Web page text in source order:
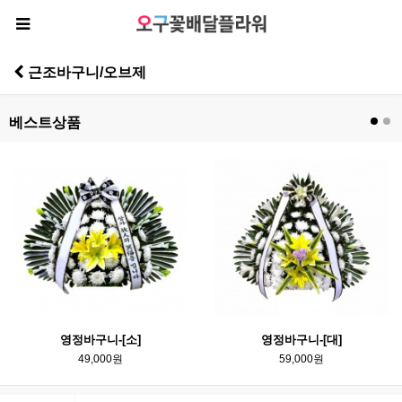
근조바구니/오브제
베스트상품
영정바구니-[소]
49,000원
영정바구니-[대]
59,000원